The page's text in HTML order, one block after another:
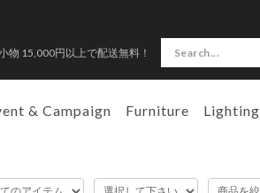
物 15,000円以上で配送無料！
& Campaign Furniture Lighting